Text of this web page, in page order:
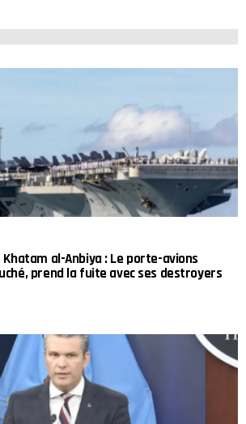
al-Anbiya : Le porte-avions
prend la fuite avec ses destroyers